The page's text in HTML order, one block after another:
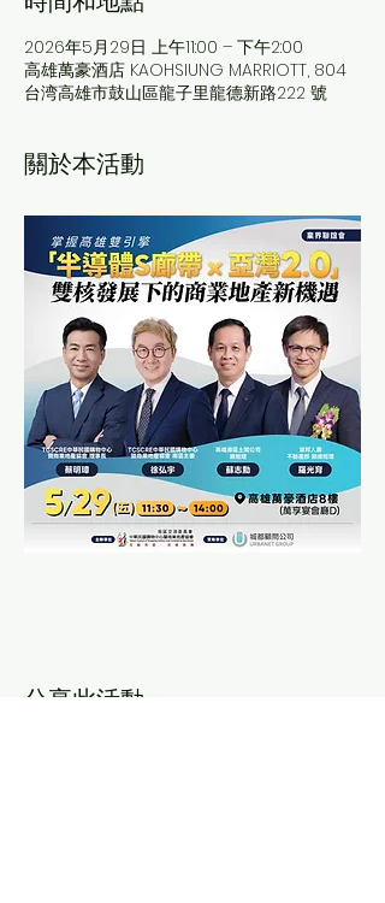
2026年5月29日 上午11:00 – 下午2:00
高雄萬豪酒店 KAOHSIUNG MARRIOTT, 804
台湾高雄市鼓山區龍子里龍德新路222 號
關於本活動
分享此活動